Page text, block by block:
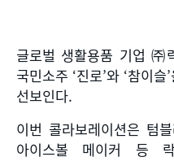
글로벌 생활용품 기업 ㈜
국민소주 ‘진로’와‘참이슬’
선보인다.
이번 콜라보레이션은 텀
아이스볼 메이커 등